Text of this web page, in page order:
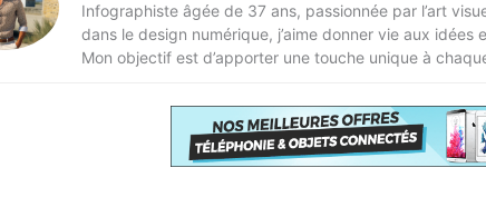
Infographiste âgée de 37 ans, passionnée par l’art
dans le design numérique, j’aime donner vie aux
Mon objectif est d’apporter une touche unique à